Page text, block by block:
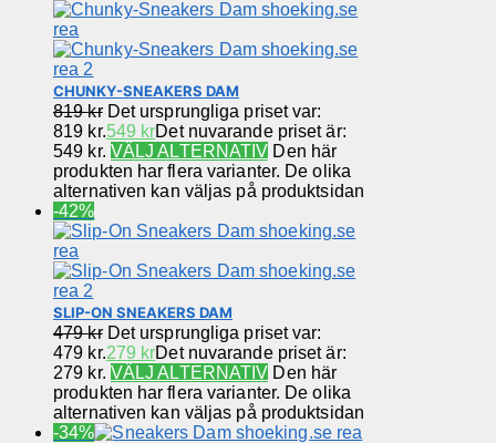
CHUNKY-SNEAKERS DAM
819kr Det ursprungliga priset var:
819 kr.549 krDet nuvarande priset är:
549 kr. VÄLJ ALTERNATIV Den här
produkten har flera varianter. De olika
alternativen kan väljas på produktsidan
-42%
SLIP-ON SNEAKERS DAM
479kr Det ursprungliga priset var:
479 kr.279 krDet nuvarande priset är:
279 kr. VÄLJ ALTERNATIV Den här
produkten har flera varianter. De olika
alternativen kan väljas på produktsidan
-34%